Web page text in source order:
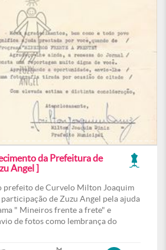
da Prefeitura de
Angel ]
prefeito de Curvelo Milton Joaquim
de Zuzu Angel pela ajuda
" Mineiros frente a frete" e
de fotos como lembrança do